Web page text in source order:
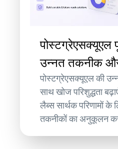
पोस्टग्रेएसक्यूएल
उन्नत तकनीक
पोस्टग्रेएसक्यूएल की
साथ खोज परिशुद्धता
लैब्स सार्थक परिणामों के
तकनीकों का अनुकूलन